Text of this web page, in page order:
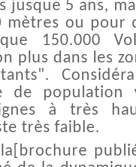
jusque 5 ans,
mètres ou pour
150.000
plus dans les
de
à très
très faible.